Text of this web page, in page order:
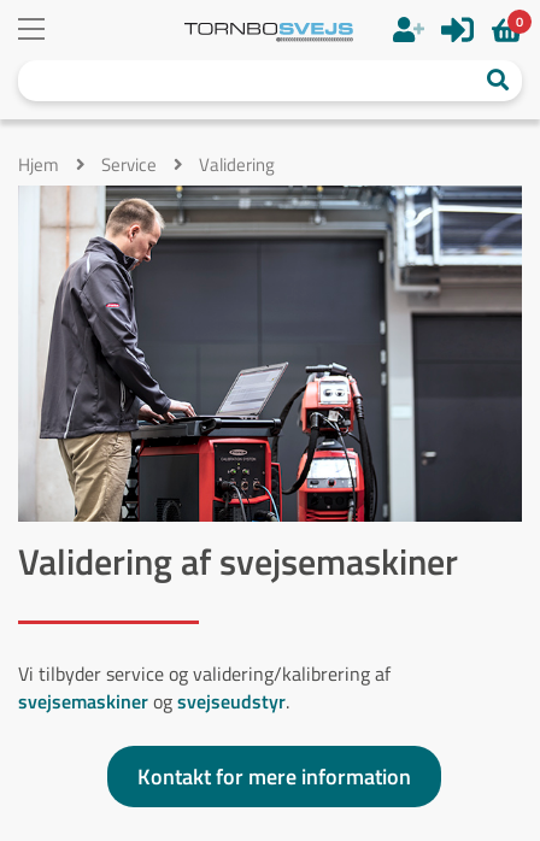
0
Hjem Service Validering
Validering af svejsemaskiner
Vi tilbyder service og validering/kalibrering af
svejsemaskinerogsvejseudstyr.
Kontakt for mere information